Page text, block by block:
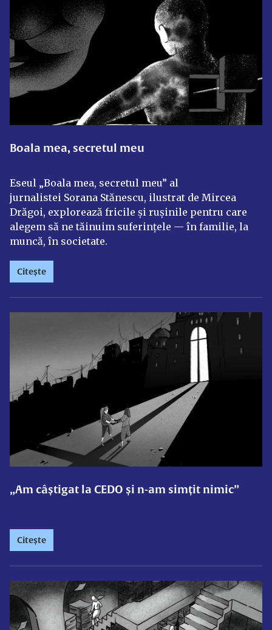
Boala mea, secretul meu
Eseul „Boala mea, secretul meu” al
jurnalistei Sorana Stănescu, ilustrat de Mircea
Drăgoi, explorează fricile și rușinile pentru care
alegem să ne tăinuim suferințele — în familie, la
muncă, în societate.
Citește
„Am câștigat la CEDO și n-am simțit nimic”
Citește